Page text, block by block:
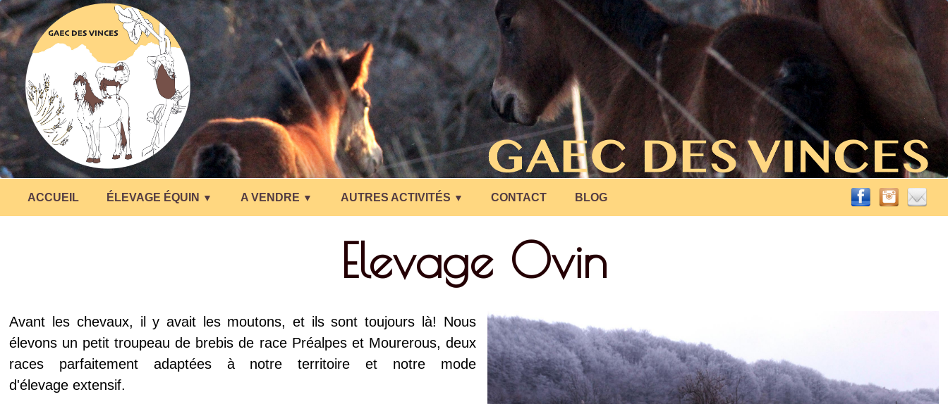
ACCUEIL ÉLEVAGE ÉQUIN ▼ A VENDRE ▼ AUTRES ACTIVITÉS ▼ CONTACT BLOG
Elevage Ovin
Avant les chevaux, il y avait les moutons, et ils sont toujours là! Nous
élevons un petit troupeau de brebis de race Préalpes et Mourerous, deux
races parfaitement adaptées à notre territoire et notre mode
d'élevage extensif.